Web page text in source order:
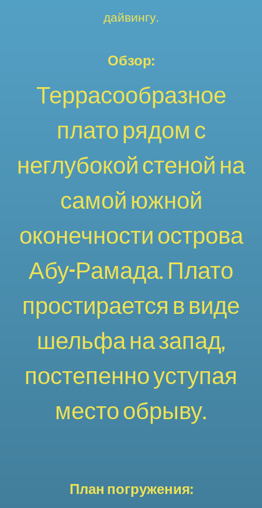
дайвингу.
Обзор:
Террасообразное
плато рядом с
неглубокой стеной на
самой южной
оконечности острова
Абу-Рамада. Плато
простирается в виде
шельфа на запад,
постепенно уступая
место обрыву.
План погружения: